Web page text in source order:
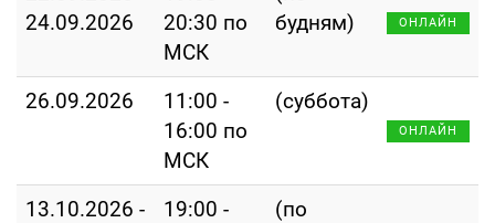
24.09.2026
20:30 по
МСК
будням)
ОНЛАЙН
26.09.2026
11:00 -
16:00 по
МСК
(суббота)
ОНЛАЙН
13.10.2026 -
19:00 -
(по